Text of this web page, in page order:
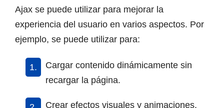
Ajax se puede utilizar para mejorar la
experiencia del usuario en varios aspectos. Por
ejemplo, se puede utilizar para:
Cargar contenido dinámicamente sin
recargar la página.
Crear efectos visuales y animaciones.